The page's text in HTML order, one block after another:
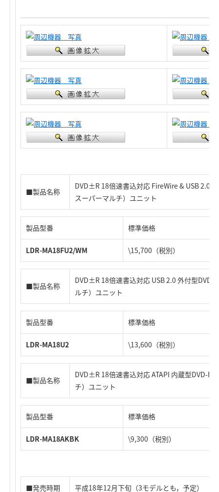
■製品名称
DVD±R 18倍速書込対応 FireWire & USB 2.0
スーパーマルチ）ユニット
製品型番 標準価格
LDR-MA18FU2/WM \15,700（税別）
■製品名称
DVD±R 18倍速書込対応 USB 2.0 外付型DVD-
ルチ）ユニット
製品型番 標準価格
LDR-MA18U2 \13,600（税別）
■製品名称
DVD±R 18倍速書込対応 ATAPI 内蔵型DVD-
チ）ユニット
製品型番 標準価格
LDR-MA18AKBK \9,300（税別）
■発売時期 平成18年12月下旬（3モデルとも，予定）